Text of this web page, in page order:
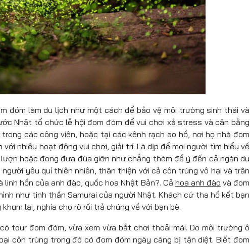
đóm làm du lịch như một cách để bảo vệ môi trường sinh thái và
Nhật tổ chức lễ hội đom đóm để vui chơi xả stress và cân bằng
các công viên, hoặc tại các kênh rạch ao hồ, nơi họ nhà đom
nhiều hoạt động vui chơi, giải trí. Là dịp để mọi người tìm hiểu về
hoặc đong đưa đùa giỡn như chẳng thèm để ý đến cả ngàn du
yêu quí thiên nhiên, thân thiện với cả côn trùng vô hại và trân
hồn của anh đào, quốc hoa Nhật Bản?. Cả hoa anh đào và đom
như tinh thần Samurai của người Nhật. Khách cứ tha hồ kết bạn
lại, nghía cho rõ rồi trả chúng về với bạn bè.
tour đom đóm, vừa xem vừa bắt chơi thoải mái. Do môi trường ô
côn trùng trong đó có đom đóm ngày càng bị tận diệt. Biết đom